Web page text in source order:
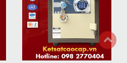
back